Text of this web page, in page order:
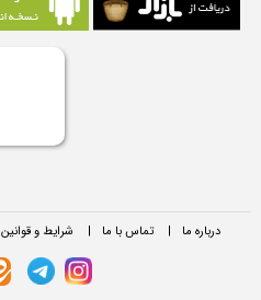
درباره ما | تماس با ما | شرایط و قوانین